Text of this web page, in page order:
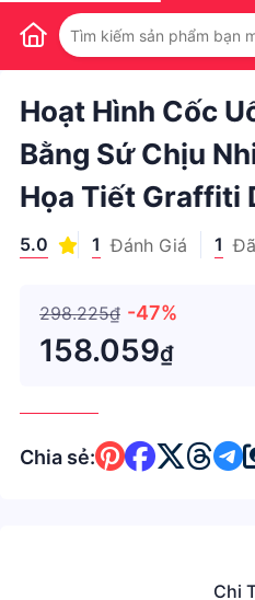
Hoạt Hình Cốc
Bằng Sứ Chịu
Họa Tiết Graffiti
5.0 1 Đánh Giá 1
298.225₫ -47%
158.059₫
Chia sẻ:
Chi